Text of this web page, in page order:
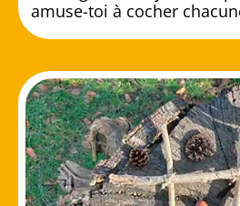
amuse-toi à cocher